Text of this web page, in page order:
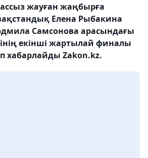
жауған жаңбырға
Елена Рыбакина
Самсонова арасындағы
екінші жартылай финалы
хабарлайды Zakon.kz.